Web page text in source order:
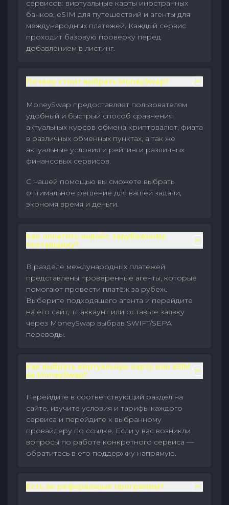
сервисов: виртуальные карты иностранных
банков, eSIM для путешествий и агенты для
международных платежей. Каждый сервис
проходит базовую проверку перед
добавлением в листинг.
Почему стоит выбрать MoneySwap?
MoneySwap предоставляет пользователям
удобный и быстрый способ сравнения
актуальных курсов обмена криптовалют, фиата
в различных обменных пунктах, а так же
актуальные условия и рейтинги различных
финансовых сервисов.
С нашей помощью вы сможете выбрать
оптимальное решение для вашей задачи,
экономя время и деньги.
Как оплатить инвойс зарубежному
поставщику?
В разделе международных платежей
представлены проверенные агенты, которые
помогают провести платёж за рубеж.
Выберите подходящего агента и перейдите
на его сайт, тг аккаунт или оставьте заявку
через MoneySwap выбрав SWIFT/SEPA
переводы.
Как выбрать виртуальную карту или eSIM
на MoneySwap?
Перейдите в соответствующий раздел на
сайте, изучите условия и тарифы каждого
сервиса и перейдите к выбранному
провайдеру по ссылке. Если у вас возникли
вопросы по работе конкретного сервиса —
обратитесь в его поддержку напрямую.
Есть ли реферальные программы?